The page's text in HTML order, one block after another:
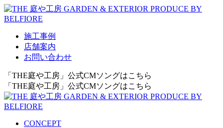
施工事例
店舗案内
お問い合わせ
「THE庭や工房」公式CMソングはこちら
「THE庭や工房」公式CMソングはこちら
CONCEPT